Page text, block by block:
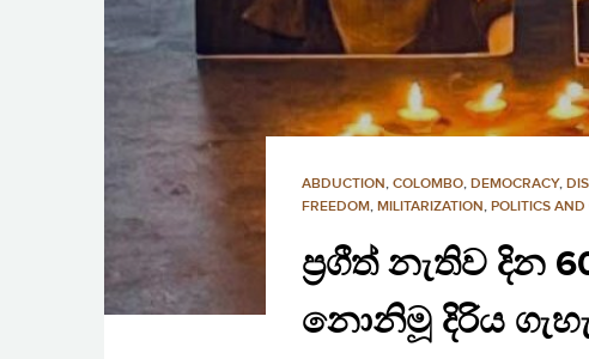
ABDUCTION, COLOMBO, DEMOCRACY,
FREEDOM, MILITARIZATION, POLITICS
ප්‍රගීත් නැතිව දින
නොනිමූ දිරිය